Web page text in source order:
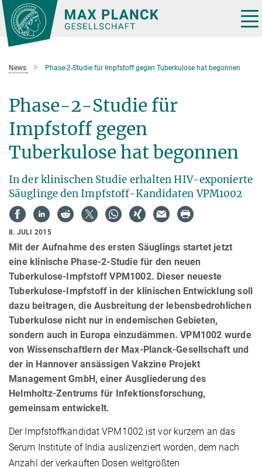
Hauptinhalt
News Phase-2-Studie für Impfstoff gegen Tuberkulose hat begonnen
Phase-2-Studie für
Impfstoff gegen
Tuberkulose hat begonnen
In der klinischen Studie erhalten HIV-exponierte
Säuglinge den Impfstoff-Kandidaten VPM1002
8. JULI 2015
Mit der Aufnahme des ersten Säuglings startet jetzt
eine klinische Phase-2-Studie für den neuen
Tuberkulose-Impfstoff VPM1002. Dieser neueste
Tuberkulose-Impfstoff in der klinischen Entwicklung soll
dazu beitragen, die Ausbreitung der lebensbedrohlichen
Tuberkulose nicht nur in endemischen Gebieten,
sondern auch in Europa einzudämmen. VPM1002 wurde
von Wissenschaftlern der Max-Planck-Gesellschaft und
der in Hannover ansässigen Vakzine Projekt
Management GmbH, einer Ausgliederung des
Helmholtz-Zentrums für Infektionsforschung,
gemeinsam entwickelt.
Der Impfstoffkandidat VPM1002 ist vor kurzem an das
Serum Institute of India auslizenziert worden, dem nach
Anzahl der verkauften Dosen weltgrößten